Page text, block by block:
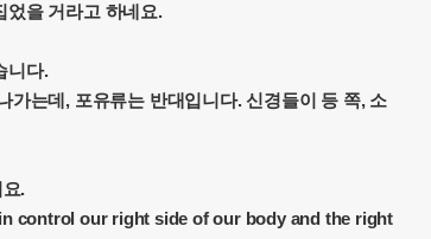
었을 거라고 하네요.
니다.
가는데, 포유류는 반대입니다. 신경들이 등 쪽, 소
.
control our right side of our body and the right